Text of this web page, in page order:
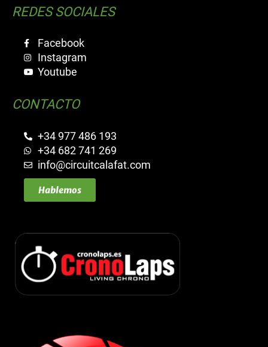
REDES SOCIALES
Facebook
Instagram
Youtube
CONTACTO
+34 977 486 193
+34 682 741 269
info@circuitcalafat.com
Hablemos